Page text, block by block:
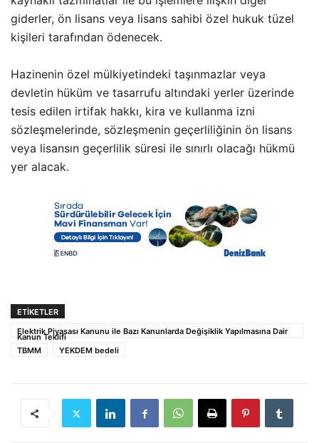
giderler, ön lisans veya lisans sahibi özel hukuk tüzel
kişileri tarafından ödenecek.
Hazinenin özel mülkiyetindeki taşınmazlar veya
devletin hüküm ve tasarrufu altındaki yerler üzerinde
tesis edilen irtifak hakkı, kira ve kullanma izni
sözleşmelerinde, sözleşmenin geçerliliğinin ön lisans
veya lisansın geçerlilik süresi ile sınırlı olacağı hükmü
yer alacak.
ETIKETLER
Elektrik Piyasası Kanunu ile Bazı Kanunlarda Değişiklik Yapılmasına Dair
Kanun Teklifi
TBMM
YEKDEM bedeli